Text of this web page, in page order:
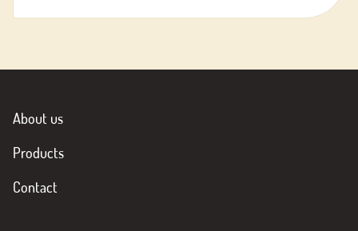
About us
Products
Contact